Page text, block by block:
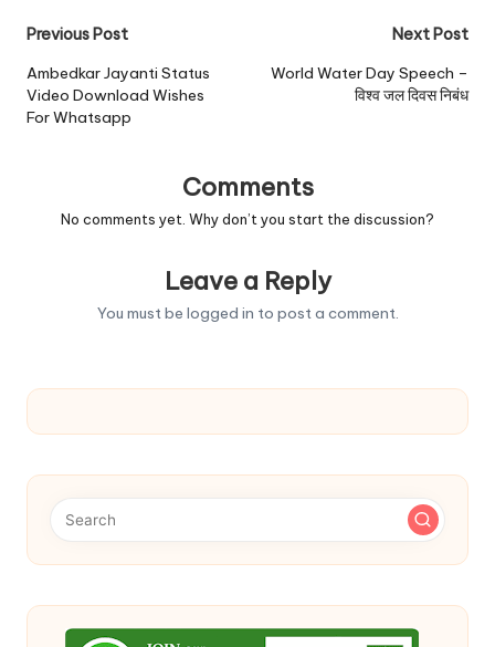
Post
navigation
Previous Post
Ambedkar Jayanti Status
Video Download Wishes
For Whatsapp
Next Post
World Water Day Speech –
विश्व जल दिवस निबंध
Comments
No comments yet. Why don’t you start the discussion?
Leave a Reply
You must be logged in to post a comment.